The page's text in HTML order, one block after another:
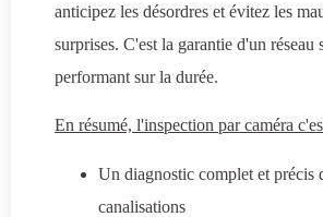
anticipez les désordres et évitez les
surprises. C'est la garantie d'un réseau
performant sur la durée.
En résumé, l'inspection par caméra
Un diagnostic complet et précis
canalisations